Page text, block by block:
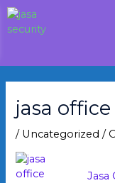
Lewati
ke
konten
jasa
/ Uncategorized /
Jasa